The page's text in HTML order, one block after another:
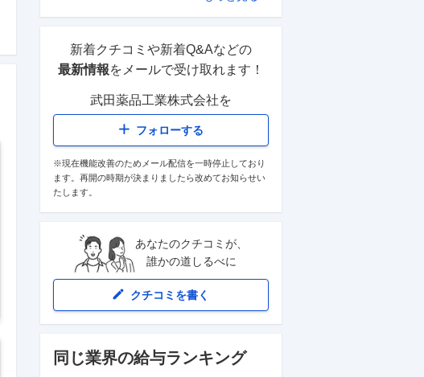
新着クチコミや新着Q&Aなどの
最新情報をメールで受け取れます！
武田薬品工業株式会社を
フォローする
※現在機能改善のためメール配信を一時停止しており
ます。再開の時期が決まりましたら改めてお知らせい
たします。
あなたのクチコミが、
誰かの道しるべに
クチコミを書く
同じ業界の給与ランキング